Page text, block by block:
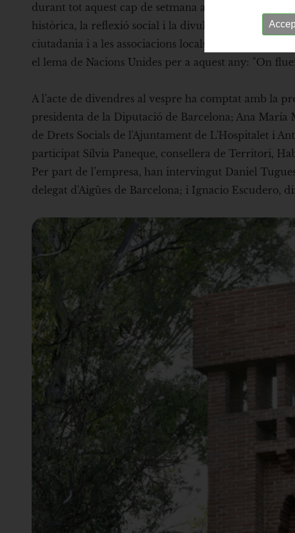
durant tot aquest cap de setmana amb una
històrica, la reflexió social i la divulgació
ciutadania i a les associacions locals amb les quals
el lema de Nacions Unides per a aquest any: "On
A l’acte de divendres al vespre ha comptat amb la
presidenta de la Diputació de Barcelona; Ana
de Drets Socials de l'Ajuntament de L'Hospitalet i
participat Sílvia Paneque, consellera de Territori,
Per part de l’empresa, han intervingut Daniel
delegat d'Aigües de Barcelona; i Ignacio Escudero,